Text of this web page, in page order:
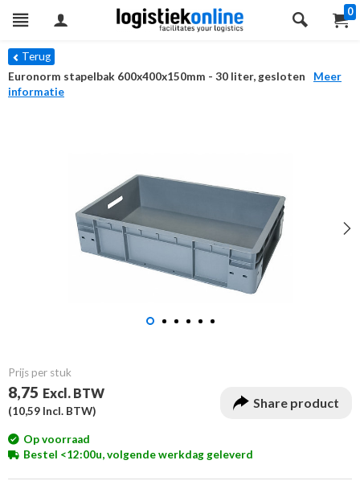
0
Terug
Euronorm stapelbak 600x400x150mm - 30 liter, gesloten
Meer
informatie
Prijs per stuk
8,75 Excl. BTW
(10,59 Incl. BTW)
Share product
Op voorraad
Bestel <12:00u, volgende werkdag geleverd